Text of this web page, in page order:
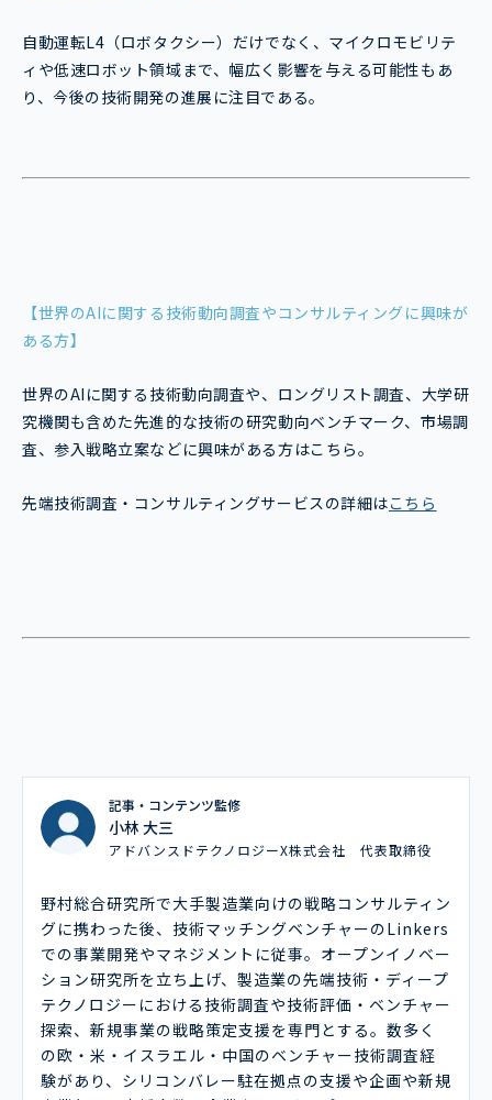
自動運転L4（ロボタクシー）だけでなく、マイクロモビリテ
ィや低速ロボット領域まで、幅広く影響を与える可能性もあ
り、今後の技術開発の進展に注目である。
【世界のAIに関する技術動向調査やコンサルティングに興味が
ある方】
世界のAIに関する技術動向調査や、ロングリスト調査、大学研
究機関も含めた先進的な技術の研究動向ベンチマーク、市場調
査、参入戦略立案などに興味がある方はこちら。
先端技術調査・コンサルティングサービスの詳細はこちら
記事・コンテンツ監修
小林 大三
アドバンスドテクノロジーX株式会社 代表取締役
野村総合研究所で大手製造業向けの戦略コンサルティン
グに携わった後、技術マッチングベンチャーのLinkers
での事業開発やマネジメントに従事。オープンイノベー
ション研究所を立ち上げ、製造業の先端技術・ディープ
テクノロジーにおける技術調査や技術評価・ベンチャー
探索、新規事業の戦略策定支援を専門とする。数多く
の欧・米・イスラエル・中国のベンチャー技術調査経
験があり、シリコンバレー駐在拠点の支援や企画や新規